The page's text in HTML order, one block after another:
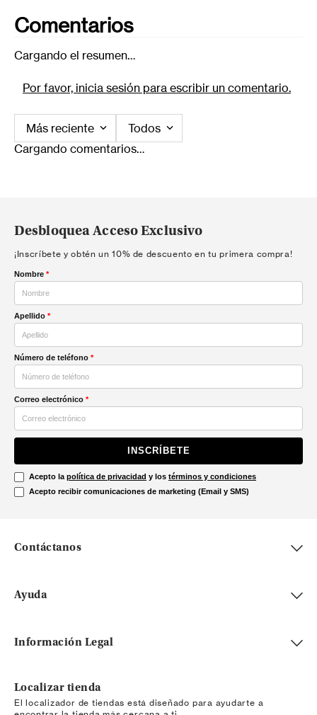
Comentarios
Cargando el resumen…
Por favor, inicia sesión para escribir un comentario.
Más reciente
Todos
Cargando comentarios…
Desbloquea Acceso Exclusivo
¡Inscríbete y obtén un 10% de descuento en tu primera compra!
Nombre *
Apellido *
Número de teléfono *
Correo electrónico *
INSCRÍBETE
Acepto la política de privacidad y los términos y condiciones
Acepto recibir comunicaciones de marketing (Email y SMS)
Contáctanos
Ayuda
Información Legal
Localizar tienda
El localizador de tiendas está diseñado para ayudarte a